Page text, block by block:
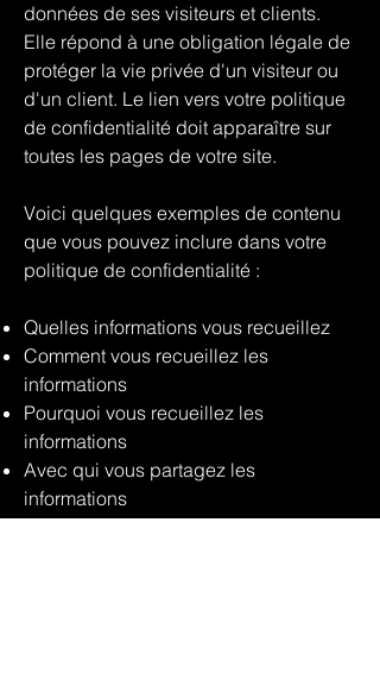
données de ses visiteurs et clients.
Elle répond à une obligation légale de
protéger la vie privée d'un visiteur ou
d'un client. Le lien vers votre politique
de confidentialité doit apparaître sur
toutes les pages de votre site.
Voici quelques exemples de contenu
que vous pouvez inclure dans votre
politique de confidentialité :
Quelles informations vous recueillez
Comment vous recueillez les
informations
Pourquoi vous recueillez les
informations
Avec qui vous partagez les
informations